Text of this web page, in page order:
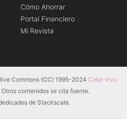
Cómo Ahorrar
Portal Financiero
Mi Revista
Commons (CC) 1995-2024 Color Vivo
contenidos se cita fuente.
de Stackscale.